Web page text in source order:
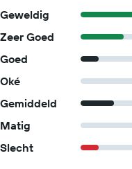
Geweldig
Zeer Goed
Goed
Oké
Gemiddeld
Matig
Slecht